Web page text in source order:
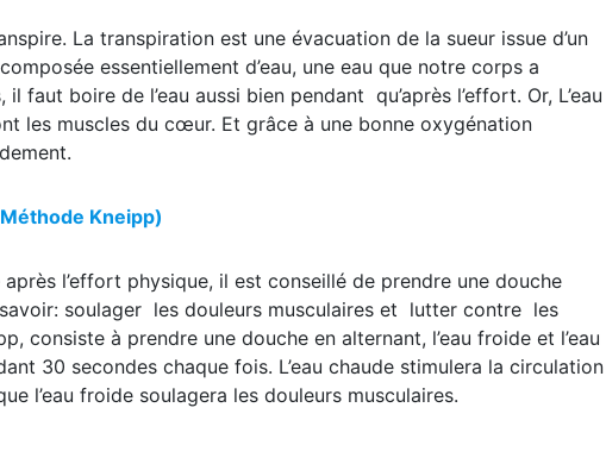
La transpiration est une évacuation de la sueur issue d’un
essentiellement d’eau, une eau que notre corps a
faut boire de l’eau aussi bien pendant qu’après l’effort. Or, L’eau
les muscles du cœur. Et grâce à une bonne oxygénation
Kneipp)
l’effort physique, il est conseillé de prendre une douche
soulager les douleurs musculaires et lutter contre les
consiste à prendre une douche en alternant, l’eau froide et l’eau
30 secondes chaque fois. L’eau chaude stimulera la circulation
l’eau froide soulagera les douleurs musculaires.